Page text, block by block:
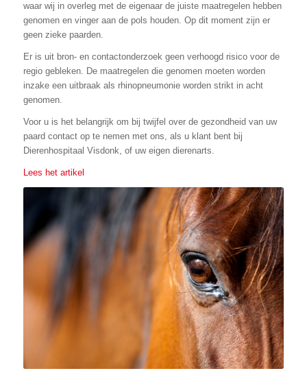
waar wij in overleg met de eigenaar de juiste maatregelen hebben
genomen en vinger aan de pols houden. Op dit moment zijn er
geen zieke paarden.
Er is uit bron- en contactonderzoek geen verhoogd risico voor de
regio gebleken. De maatregelen die genomen moeten worden
inzake een uitbraak als rhinopneumonie worden strikt in acht
genomen.
Voor u is het belangrijk om bij twijfel over de gezondheid van uw
paard contact op te nemen met ons, als u klant bent bij
Dierenhospitaal Visdonk, of uw eigen dierenarts.
Lees het artikel